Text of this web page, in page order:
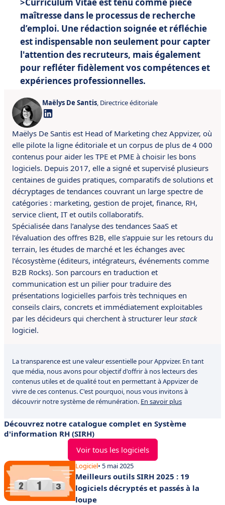
maîtresse dans le processus de recherche
d’emploi. Une rédaction soignée et réfléchie
est indispensable non seulement pour capter
l'attention des recruteurs, mais également
pour refléter fidèlement vos compétences et
expériences professionnelles.
Maëlys De Santis, Directrice éditoriale
Maëlys De Santis est Head of Marketing chez Appvizer, où
elle pilote la ligne éditoriale et un corpus de plus de 4 000
contenus pour aider les TPE et PME à choisir les bons
logiciels. Depuis 2017, elle a signé et supervisé plusieurs
centaines de guides pratiques, comparatifs de solutions et
décryptages de tendances couvrant un large spectre de
catégories : marketing, gestion de projet, finance, RH,
service client, IT et outils collaboratifs.
Spécialisée dans l’analyse des tendances SaaS et
l’évaluation des offres B2B, elle s’appuie sur les retours du
terrain, les études de marché et les échanges avec
l’écosystème (éditeurs, intégrateurs, événements comme
B2B Rocks). Son parcours en traduction et
communication est un pilier pour traduire des
présentations logicielles parfois très techniques en
conseils clairs, concrets et immédiatement exploitables
par les décideurs qui cherchent à structurer leur stack
logiciel.
La transparence est une valeur essentielle pour Appvizer. En tant
que média, nous avons pour objectif d'offrir à nos lecteurs des
contenus utiles et de qualité tout en permettant à Appvizer de
vivre de ces contenus. C'est pourquoi, nous vous invitons à
découvrir notre système de rémunération. En savoir plus
Découvrez notre catalogue complet en Système
d'information RH (SIRH)
Voir tous les logiciels
Logiciel• 5 mai 2025
Meilleurs outils SIRH 2025 : 19
logiciels décryptés et passés à la
loupe